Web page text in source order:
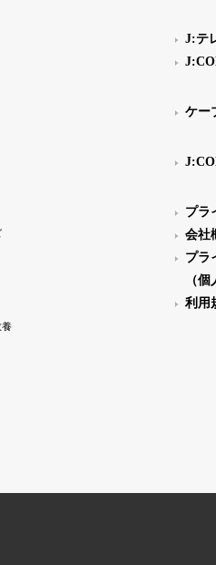
養
J:テ
ケー
プラ
会社
プラ
（
利用